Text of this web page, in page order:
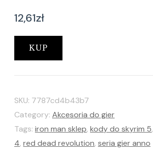
12,61zł
KUP
SKU: 7787cd4b43b7
Category: Akcesoria do gier
Tags: iron man sklep, kody do skyrim 5,
4, red dead revolution, seria gier anno